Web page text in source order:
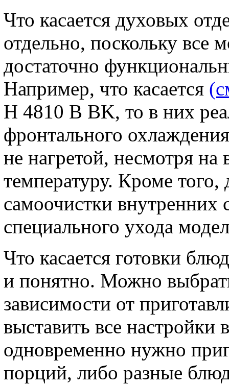
Что касается духовых
отдельно, поскольку все
достаточно
Например, что касается
H 4810 B BK, то в них
фронтального
не нагретой, несмотря
температуру. Кроме того,
самоочистки внутренних
специального ухода
Что касается готовки
и понятно. Можно
зависимости от
выставить все настройки
одновременно нужно
порций, либо разные